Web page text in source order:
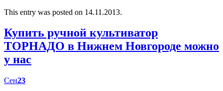
This entry was posted on 14.11.2013.
Купить ручной культиватор
ТОРНАДО в Нижнем Новгороде можно
у нас
Сен23